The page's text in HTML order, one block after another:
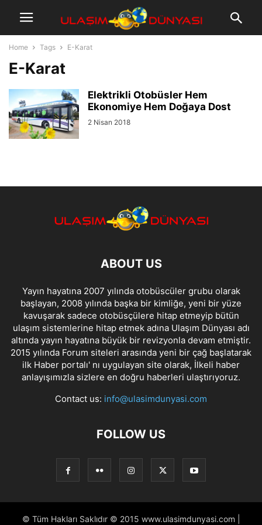
Home Tags E-Karat
E-Karat
Elektrikli Otobüsler Hem
Ekonomiye Hem Doğaya Dost
2 Nisan 2018
ABOUT US
Yayın hayatına 2007 yılında otobüscüler grubu olarak
başlayan, 2008 yılında başka bir kimliğe, yeni bir yüze
kavuşarak sadece otobüsçülere hitap etmeyip bütün
ulaşım sistemlerine hitap etmek adına Ulaşım Dünyası adı
altında yayın hayatına büyük bir revizyonla devam etmiştir.
2015 yılında Forum siteleri arasında yeni bir çağ başlatarak
ilk Haber portalı' nı uygulayan site olarak, İlkeli haber
anlayışımızla sizlere en doğru haberleri ulaştırıyoruz.
Contact us: info@ulasimdunyasi.com
FOLLOW US
© Tüm Hakları Saklıdır © 2015 www.ulasimdunyasi.com |